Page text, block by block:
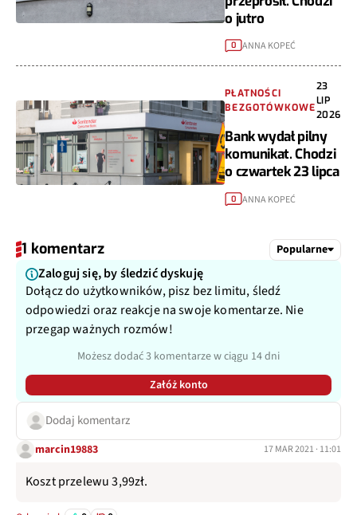
o jutro
0 ANNA KOPEĆ
PŁATNOŚCI
BEZGOTÓWKOWE
23
LIP
2026
Bank wydał pilny
komunikat. Chodzi
o czwartek 23 lipca
0 ANNA KOPEĆ
1 komentarz Popularne
Zaloguj się, by śledzić dyskuję
Dołącz do użytkowników, pisz bez limitu, śledź
odpowiedzi oraz reakcje na swoje komentarze. Nie
przegap ważnych rozmów!
Możesz dodać 3 komentarze w ciągu 14 dni
Załóż konto
Dodaj komentarz
marcin19883 17 MAR 2021 · 11:01
Koszt przelewu 3,99zł.